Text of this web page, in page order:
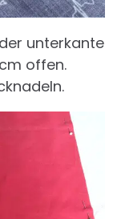
unterkante
offen.